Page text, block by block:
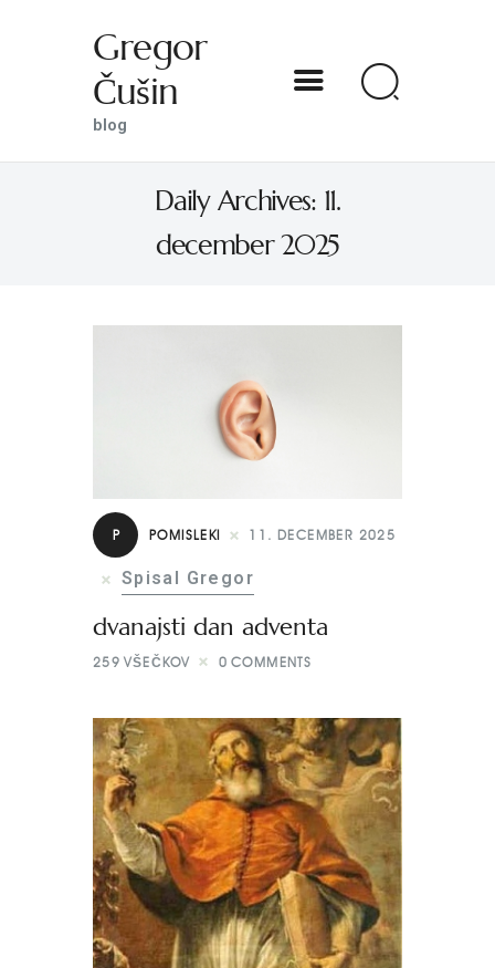
Gregor
Čušin
blog
Daily Archives: 11.
december 2025
DOMOV
S SVETNIKOM NA TI
PREDSTAVE
KNJIGE
KONTAKT
P POMISLEKI 11. DECEMBER 2025
Spisal Gregor
dvanajsti dan adventa
259 VŠEČKOV 0 COMMENTS